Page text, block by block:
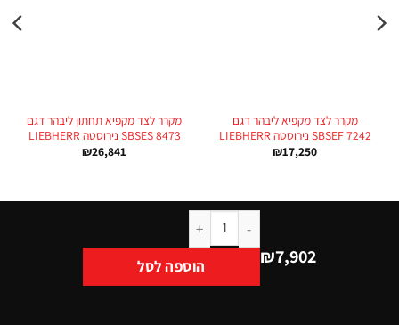
מקרר לצד מקפיא ליבהר דגם
SBSEF 7242 נירוסטה LIEBHERR
₪17,250
מקרר לצד מקפיא תחתון ליבהר דגם
SBSES 8473 נירוסטה LIEBHERR
₪26,841
₪7,902 הוספה לסל